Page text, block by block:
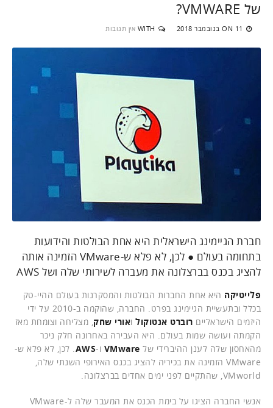
של VMWARE?
ON 11 בנובמבר 2018 WITH אין תגובות
חברת הגיימינג הישראלית היא אחת הבולטות והידועות
בתחומה בעולם ● לכן, לא פלא ש-VMware הזמינה אותה
להציג בכנס בברצלונה את מעברה לשירותי שלה ושל AWS
פלייטיקה היא אחת החברות הבולטות והמסקרנות בעולם ההיי-טק
בכלל ובתעשיית הגיימינג בפרט. החברה, שהוקמה ב-2010 על ידי
היזמים הישראליים רוברט אנטוקול ואורי שחק, מצליחה וצומחת מאז
הקמתה ועושה שמות בעולם. היא העבירה באחרונה חלק ניכר
מהאחסון שלה לענן ההיברידי של VMware ו-AWS. לכן, לא פלא ש-
VMware הזמינה את בכיריה להציג בכנס האירופי השנתי שלה,
VMworld, שהתקיים לפני ימים אחדים בברצלונה.
אנשי החברה הציגו על בימת הכנס את המעבר שלה ל-VMware